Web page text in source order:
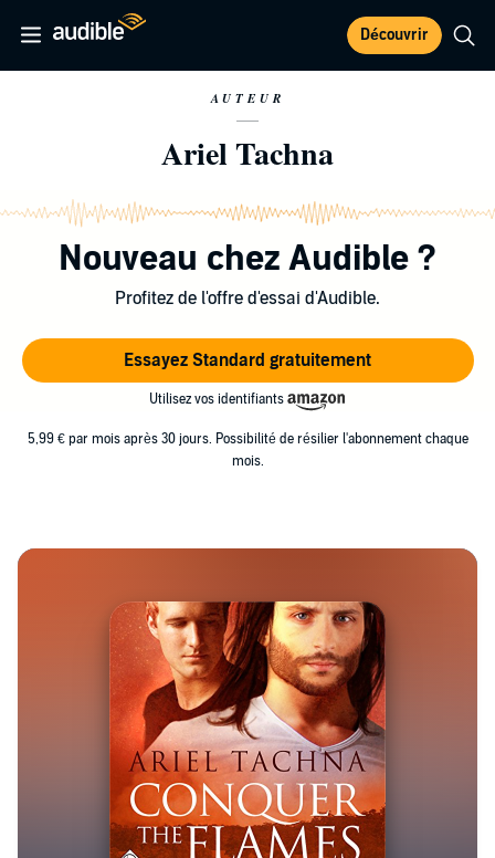
Découvrir
AUTEUR
Ariel Tachna
Nouveau chez Audible ?
Profitez de l'offre d'essai d'Audible.
Essayez Standard gratuitement
Utilisez vos identifiants
5,99 € par mois après 30 jours. Possibilité de résilier l'abonnement chaque
mois.